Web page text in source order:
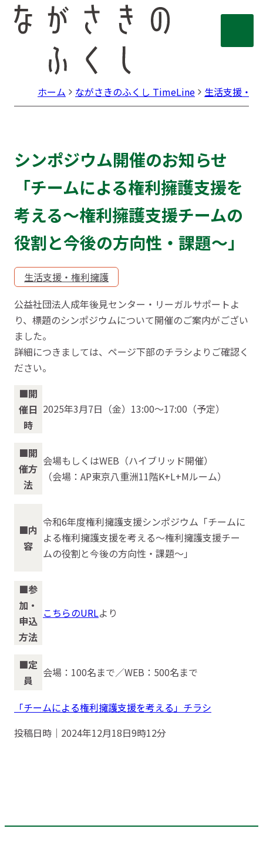
ホーム ながさきのふくし TimeLine 生活支援・
シンポジウム開催のお知らせ
「チームによる権利擁護支援を
考える～権利擁護支援チームの
役割と今後の方向性・課題～」
生活支援・権利擁護
公益社団法人成年後見センター・リーガルサポートよ
り、標題のシンポジウムについて開催のご案内がござい
ました。
詳細につきましては、ページ下部のチラシよりご確認く
ださい。
■開
催日
時
2025年3月7日（金）13:00～17:00（予定）
■開
催方
法
会場もしくはWEB（ハイブリッド開催）
（会場：AP東京八重洲11階K+L+Mルーム）
■内
容
令和6年度権利擁護支援シンポジウム「チームに
よる権利擁護支援を考える～権利擁護支援チー
ムの役割と今後の方向性・課題～」
■参
加・
申込
方法
こちらのURLより
■定
員
会場：100名まで／WEB：500名まで
「チームによる権利擁護支援を考える」チラシ
投稿日時｜2024年12月18日9時12分